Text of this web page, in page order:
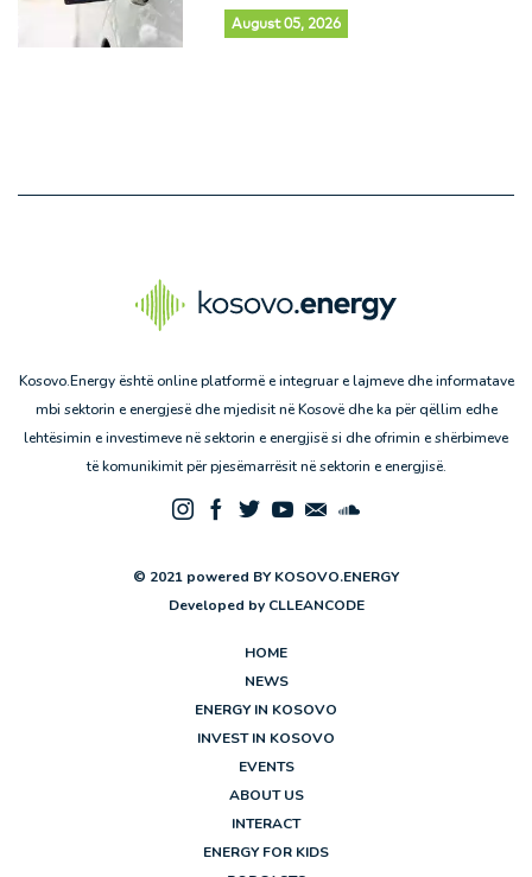
August 05, 2026
Kosovo.Energy është online platformë e integruar e lajmeve dhe informatave
mbi sektorin e energjesë dhe mjedisit në Kosovë dhe ka për qëllim edhe
lehtësimin e investimeve në sektorin e energjisë si dhe ofrimin e shërbimeve
të komunikimit për pjesëmarrësit në sektorin e energjisë.
© 2021 powered BY KOSOVO.ENERGY
Developed by CLLEANCODE
HOME
NEWS
ENERGY IN KOSOVO
INVEST IN KOSOVO
EVENTS
ABOUT US
INTERACT
ENERGY FOR KIDS